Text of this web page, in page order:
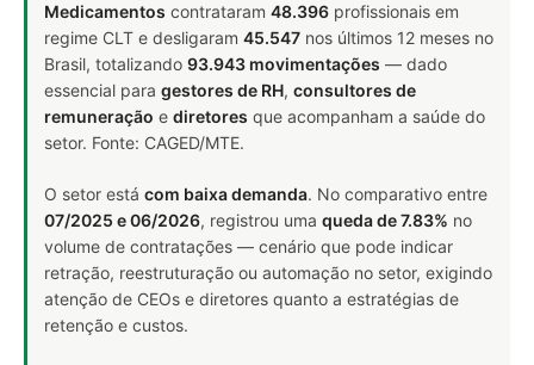
Medicamentos contrataram 48.396 profissionais em
regime CLT e desligaram 45.547 nos últimos 12 meses no
Brasil, totalizando 93.943 movimentações — dado
essencial para gestores de RH, consultores de
remuneração e diretores que acompanham a saúde do
setor. Fonte: CAGED/MTE.
O setor está com baixa demanda. No comparativo entre
07/2025 e 06/2026, registrou uma queda de 7.83% no
volume de contratações — cenário que pode indicar
retração, reestruturação ou automação no setor, exigindo
atenção de CEOs e diretores quanto a estratégias de
retenção e custos.